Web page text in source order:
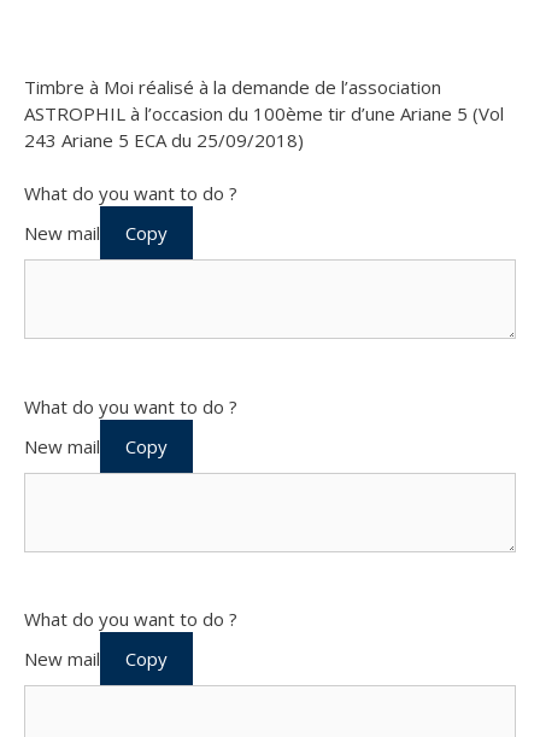
Timbre à Moi réalisé à la demande de l’association
ASTROPHIL à l’occasion du 100ème tir d’une Ariane 5 (Vol
243 Ariane 5 ECA du 25/09/2018)
What do you want to do ?
New mail
Copy
What do you want to do ?
New mail
Copy
What do you want to do ?
New mail
Copy